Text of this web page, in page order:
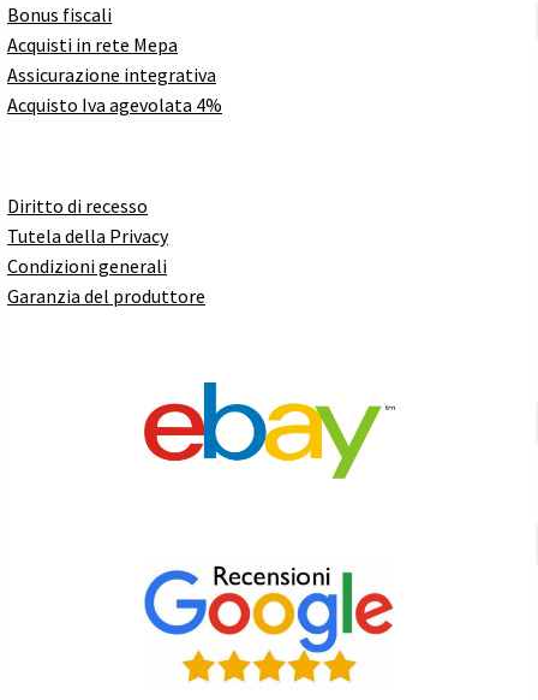
Bonus fiscali
Acquisti in rete Mepa
Assicurazione integrativa
Acquisto Iva agevolata 4%
Diritto di recesso
Tutela della Privacy
Condizioni generali
Garanzia del produttore